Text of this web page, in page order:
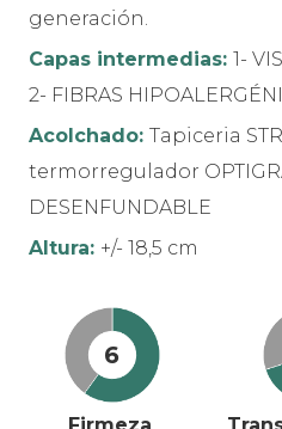
generación.
Capas intermedias: 1-
2- FIBRAS
Acolchado: Tapiceria
termorregulador
DESENFUNDABLE
Altura: +/- 18,5 cm
6